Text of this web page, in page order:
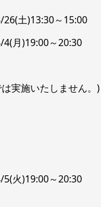
土)13:30～15:00
月)19:00～20:30
実施いたしません。)
火)19:00～20:30